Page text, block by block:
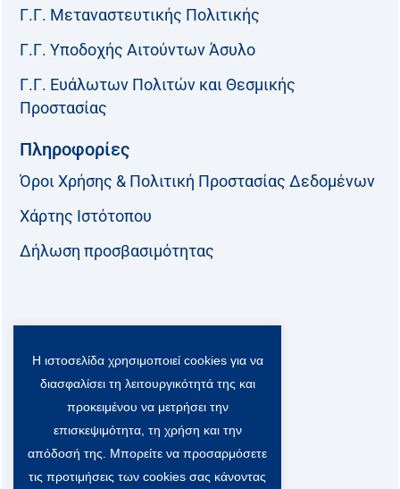
Γ.Γ. Μεταναστευτικής Πολιτικής
Γ.Γ. Υποδοχής Αιτούντων Άσυλο
Γ.Γ. Ευάλωτων Πολιτών και Θεσμικής
Προστασίας
Πληροφορίες
Όροι Χρήσης & Πολιτική Προστασίας Δεδομένων
Χάρτης Ιστότοπου
Δήλωση προσβασιμότητας
F
a
o
k
T
w
i
t
t
e
r
-
L
i
n
k
e
d
i
n
Y
o
u
t
u
b
e
Viber Community:
Η ιστοσελίδα χρησιμοποιεί cookies για να
διασφαλίσει τη λειτουργικότητά της και
προκειμένου να μετρήσει την
επισκεψιμότητα, τη χρήση και την
απόδοσή της. Μπορείτε να προσαρμόσετε
τις προτιμήσεις των cookies σας κάνοντας